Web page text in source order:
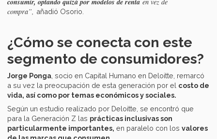
compra”,
añadió Osorio.
¿Cómo se conecta con este
segmento de consumidores?
Jorge Ponga , socio en Capital Humano en Deloitte, remarcó
a su vez la preocupación de esta generación por el costo de
vida, así como por temas económicos y sociales.
Según un estudio realizado por Deloitte, se encontró que
para la Generación Z las prácticas inclusivas son
particularmente importantes, en paralelo con los valores